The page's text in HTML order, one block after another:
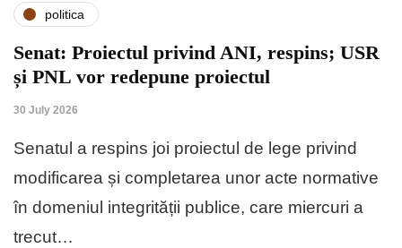
politica
Senat: Proiectul privind ANI, respins; USR
și PNL vor redepune proiectul
30 July 2026
Senatul a respins joi proiectul de lege privind
modificarea și completarea unor acte normative
în domeniul integrității publice, care miercuri a
trecut…